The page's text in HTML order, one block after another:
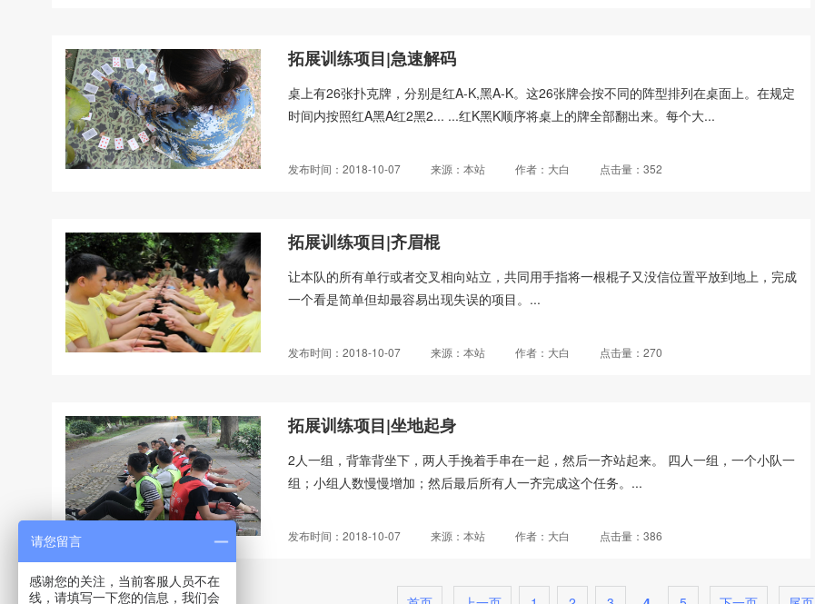
拓展训练项目|急速解码
桌上有26张扑克牌，分别是红A-K,黑A-K。这26张牌会按不同的阵型排列在桌面上。在规定
时间内按照红A黑A红2黑2... ...红K黑K顺序将桌上的牌全部翻出来。每个大...
发布时间：2018-10-07 来源：本站 作者：大白 点击量：352
拓展训练项目|齐眉棍
让本队的所有单行或者交叉相向站立，共同用手指将一根棍子又没信位置平放到地上，完成
一个看是简单但却最容易出现失误的项目。...
发布时间：2018-10-07 来源：本站 作者：大白 点击量：270
拓展训练项目|坐地起身
2人一组，背靠背坐下，两人手挽着手串在一起，然后一齐站起来。 四人一组，一个小队一
组；小组人数慢慢增加；然后最后所有人一齐完成这个任务。...
发布时间：2018-10-07 来源：本站 作者：大白 点击量：386
请您留言
感谢您的关注，当前客服人员不在
线，请填写一下您的信息，我们会